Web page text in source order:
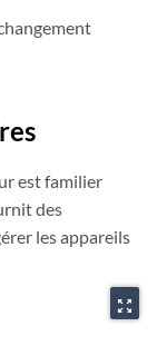
est familier
des
les appareils
zoom_out_map